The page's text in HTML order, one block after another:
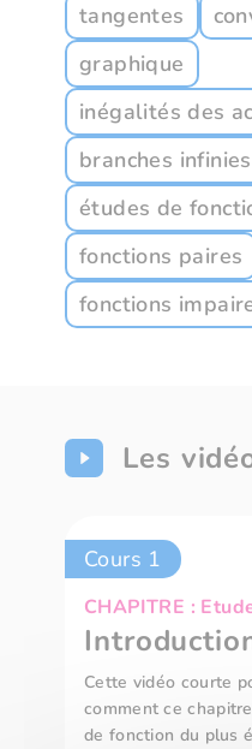
tangentes
graphique
inégalités des
branches infinies
études de
fonctions paires
fonctions
Les
Cours 1
CHAPITRE :
Cette vidéo courte
comment ce
de fonction du plus